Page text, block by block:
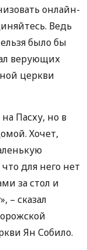
онлайн-
Ведь
было бы
верующих
церкви
Пасху, но в
Хочет,
для него нет
за стол и
– сказал
Ян Собило.